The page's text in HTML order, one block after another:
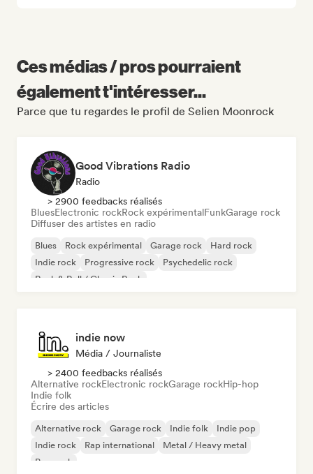
Ces médias / pros pourraient
également t'intéresser...
Parce que tu regardes le profil de Selien Moonrock
Good Vibrations Radio
Radio
> 2900 feedbacks réalisés
BluesElectronic rockRock expérimentalFunkGarage rock
Diffuser des artistes en radio
Blues Rock expérimental Garage rock
Hard rock
Indie rock
Progressive rock
Psychedelic rock
Rock & Roll / Classic Rock
indie now
Média / Journaliste
> 2400 feedbacks réalisés
Alternative rockElectronic rockGarage rockHip-hop
Indie folk
Écrire des articles
Alternative rock Garage rock Indie folk
Indie pop
Indie rock
Rap international
Metal / Heavy metal
Pop rock